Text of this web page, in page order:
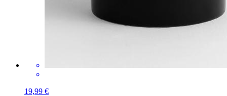
19,99 €